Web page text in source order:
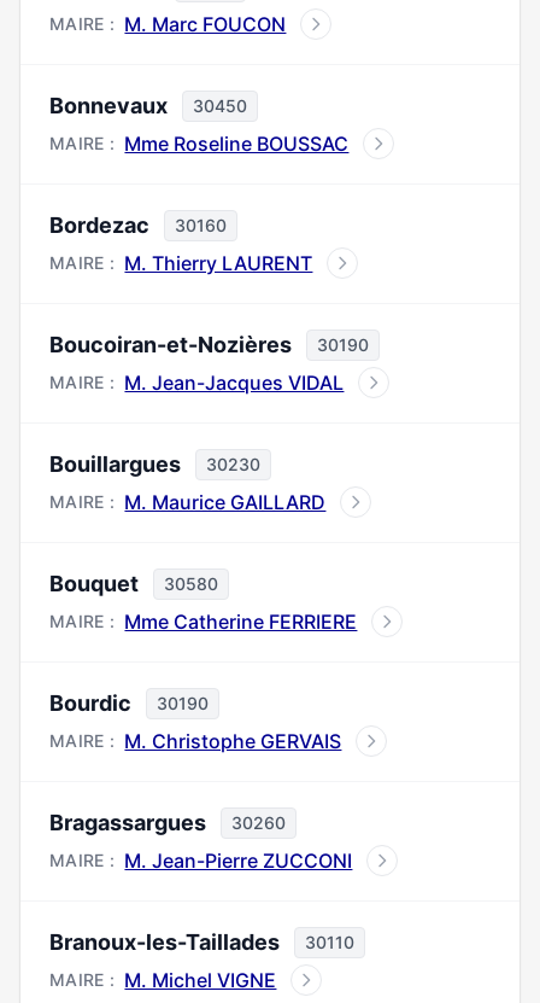
MAIRE : M. Marc FOUCON
Bonnevaux
30450
MAIRE : Mme Roseline BOUSSAC
Bordezac
30160
MAIRE : M. Thierry LAURENT
Boucoiran-et-Nozières
30190
MAIRE : M. Jean-Jacques VIDAL
Bouillargues
30230
MAIRE : M. Maurice GAILLARD
Bouquet
30580
MAIRE : Mme Catherine FERRIERE
Bourdic
30190
MAIRE : M. Christophe GERVAIS
Bragassargues
30260
MAIRE : M. Jean-Pierre ZUCCONI
Branoux-les-Taillades
30110
MAIRE : M. Michel VIGNE